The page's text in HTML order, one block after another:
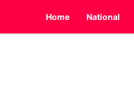
Home National